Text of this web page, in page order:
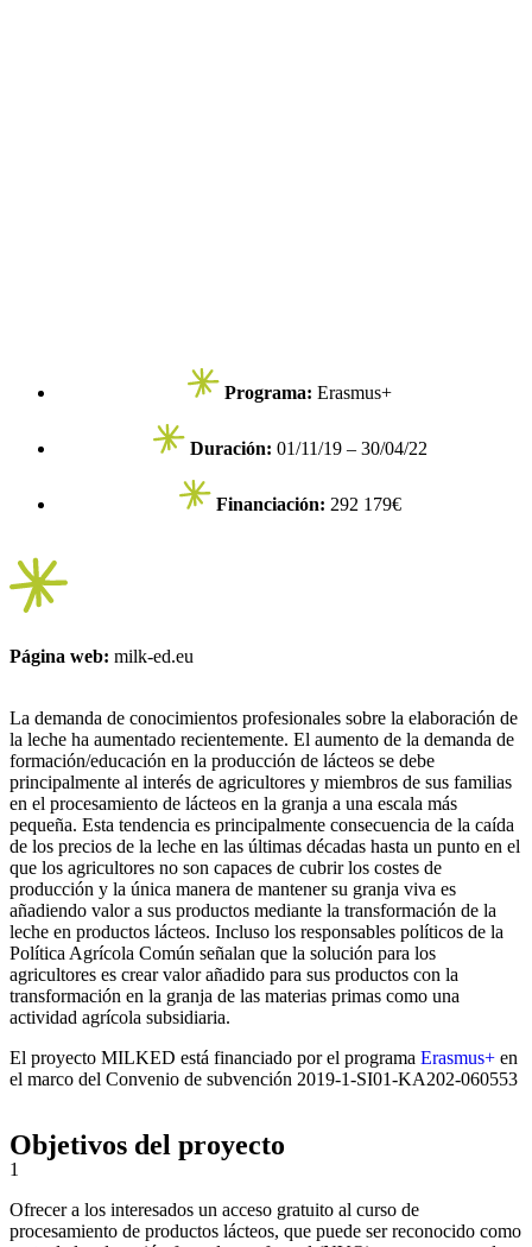
Programa: Erasmus+
Duración: 01/11/19 – 30/04/22
Financiación: 292 179€
Página web: milk-ed.eu
La demanda de conocimientos profesionales sobre la elaboración de
la leche ha aumentado recientemente. El aumento de la demanda de
formación/educación en la producción de lácteos se debe
principalmente al interés de agricultores y miembros de sus familias
en el procesamiento de lácteos en la granja a una escala más
pequeña. Esta tendencia es principalmente consecuencia de la caída
de los precios de la leche en las últimas décadas hasta un punto en el
que los agricultores no son capaces de cubrir los costes de
producción y la única manera de mantener su granja viva es
añadiendo valor a sus productos mediante la transformación de la
leche en productos lácteos. Incluso los responsables políticos de la
Política Agrícola Común señalan que la solución para los
agricultores es crear valor añadido para sus productos con la
transformación en la granja de las materias primas como una
actividad agrícola subsidiaria.
El proyecto MILKED está financiado por el programa Erasmus+ en
el marco del Convenio de subvención 2019-1-SI01-KA202-060553
Objetivos del proyecto
1
Ofrecer a los interesados un acceso gratuito al curso de
procesamiento de productos lácteos, que puede ser reconocido como